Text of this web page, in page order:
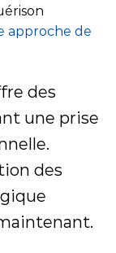
approche de
des
une prise
des